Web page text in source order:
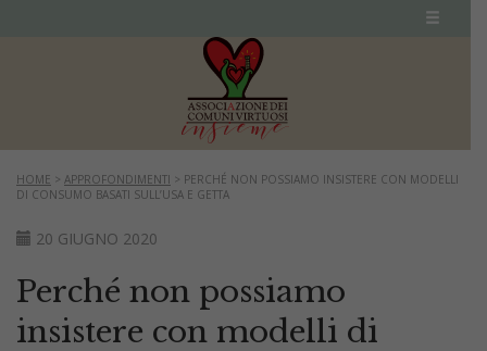
HOME > APPROFONDIMENTI > PERCHÉ NON POSSIAMO INSISTERE CON MODELLI
DI CONSUMO BASATI SULL’USA E GETTA
20 GIUGNO 2020
Perché non possiamo
insistere con modelli di